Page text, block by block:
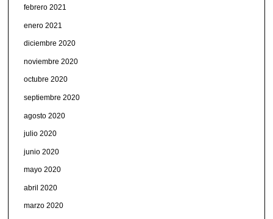
febrero 2021
enero 2021
diciembre 2020
noviembre 2020
octubre 2020
septiembre 2020
agosto 2020
julio 2020
junio 2020
mayo 2020
abril 2020
marzo 2020